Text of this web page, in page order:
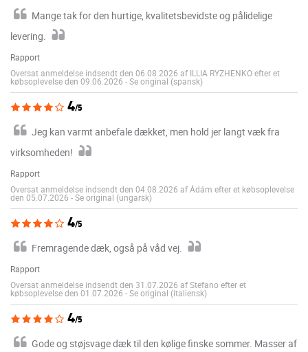
Mange tak for den hurtige, kvalitetsbevidste og pålidelige
levering.
Rapport
Oversat anmeldelse indsendt den 06.08.2026 af ILLIA RYZHENKO efter et
købsoplevelse den 09.06.2026 -Se original (spansk)
4/5
Jeg kan varmt anbefale dækket, men hold jer langt væk fra
virksomheden!
Rapport
Oversat anmeldelse indsendt den 04.08.2026 af Ádám efter et købsoplevelse
den 05.07.2026 -Se original (ungarsk)
4/5
Fremragende dæk, også på våd vej.
Rapport
Oversat anmeldelse indsendt den 31.07.2026 af Stefano efter et
købsoplevelse den 01.07.2026 -Se original (italiensk)
4/5
Gode og støjsvage dæk til den kølige finske sommer. Masser af